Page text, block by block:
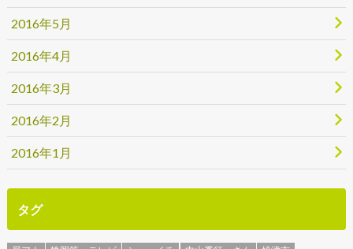
2016年5月
2016年4月
2016年3月
2016年2月
2016年1月
タグ